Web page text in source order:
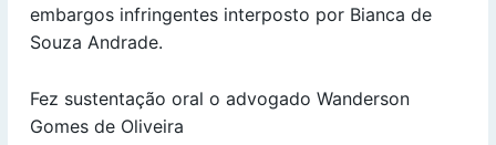
embargos infringentes interposto por Bianca de
Souza Andrade.
Fez sustentação oral o advogado Wanderson
Gomes de Oliveira